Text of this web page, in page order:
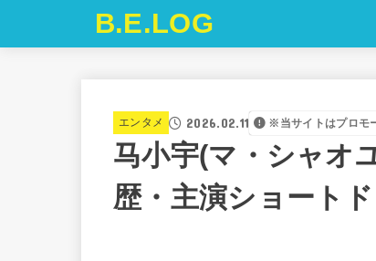
B.E.LOG
エンタメ 2026.02.11 ※当サイトはプロモ
马小宇(マ・シャオ
歴・主演ショート